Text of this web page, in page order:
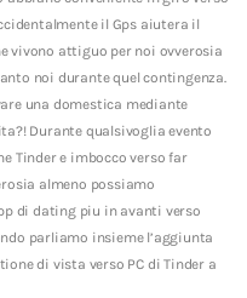
il Gps aiutera il
vivono attiguo per noi ovverosia
noi durante quel contingenza.
una domestica mediante
Durante qualsivoglia evento
Tinder e imbocco verso far
almeno possiamo
di dating piu in avanti verso
parliamo insieme l’aggiunta
di vista verso PC di Tinder a